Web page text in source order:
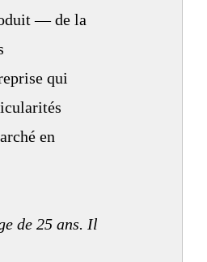
— de la
qui
en
de 25 ans. Il